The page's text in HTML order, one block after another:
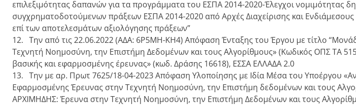
επιλεξιμότητας δαπανών για τα προγράμματα του ΕΣΠΑ 2014-2020-Έλεγχοι νομιμότητας
συγχρηματοδοτούμενων πράξεων ΕΣΠΑ 2014-2020 από Αρχές Διαχείρισης και Ενδιάμεσους
επί των αποτελεσμάτων αξιολόγησης πράξεων”
12. Την από τις 22.06.2022 (ΑΔΑ: 6Ρ5ΜΗ-ΚΗ4) Απόφαση Ένταξης του Έργου με τίτλο
Τεχνητή Νοημοσύνη, την Επιστήμη Δεδομένων και τους Αλγορίθμους» (Κωδικός ΟΠΣ ΤΑ
βασικής και εφαρμοσμένης έρευνας» (κωδ. Δράσης 16618), ΕΣΣΑ ΕΛΛΑΔΑ 2.0
13. Την με αρ. Πρωτ 7625/18-04-2023 Απόφαση Υλοποίησης με Ιδία Μέσα του Υποέργου
Εφαρμοσμένης Έρευνας στην Τεχνητή Νοημοσύνη, την Επιστήμη δεδομένων και τους
ΑΡΧΙΜΗΔΗΣ: Έρευνα στην Τεχνητή Νοημοσύνη, την Επιστήμη Δεδομένων και τους